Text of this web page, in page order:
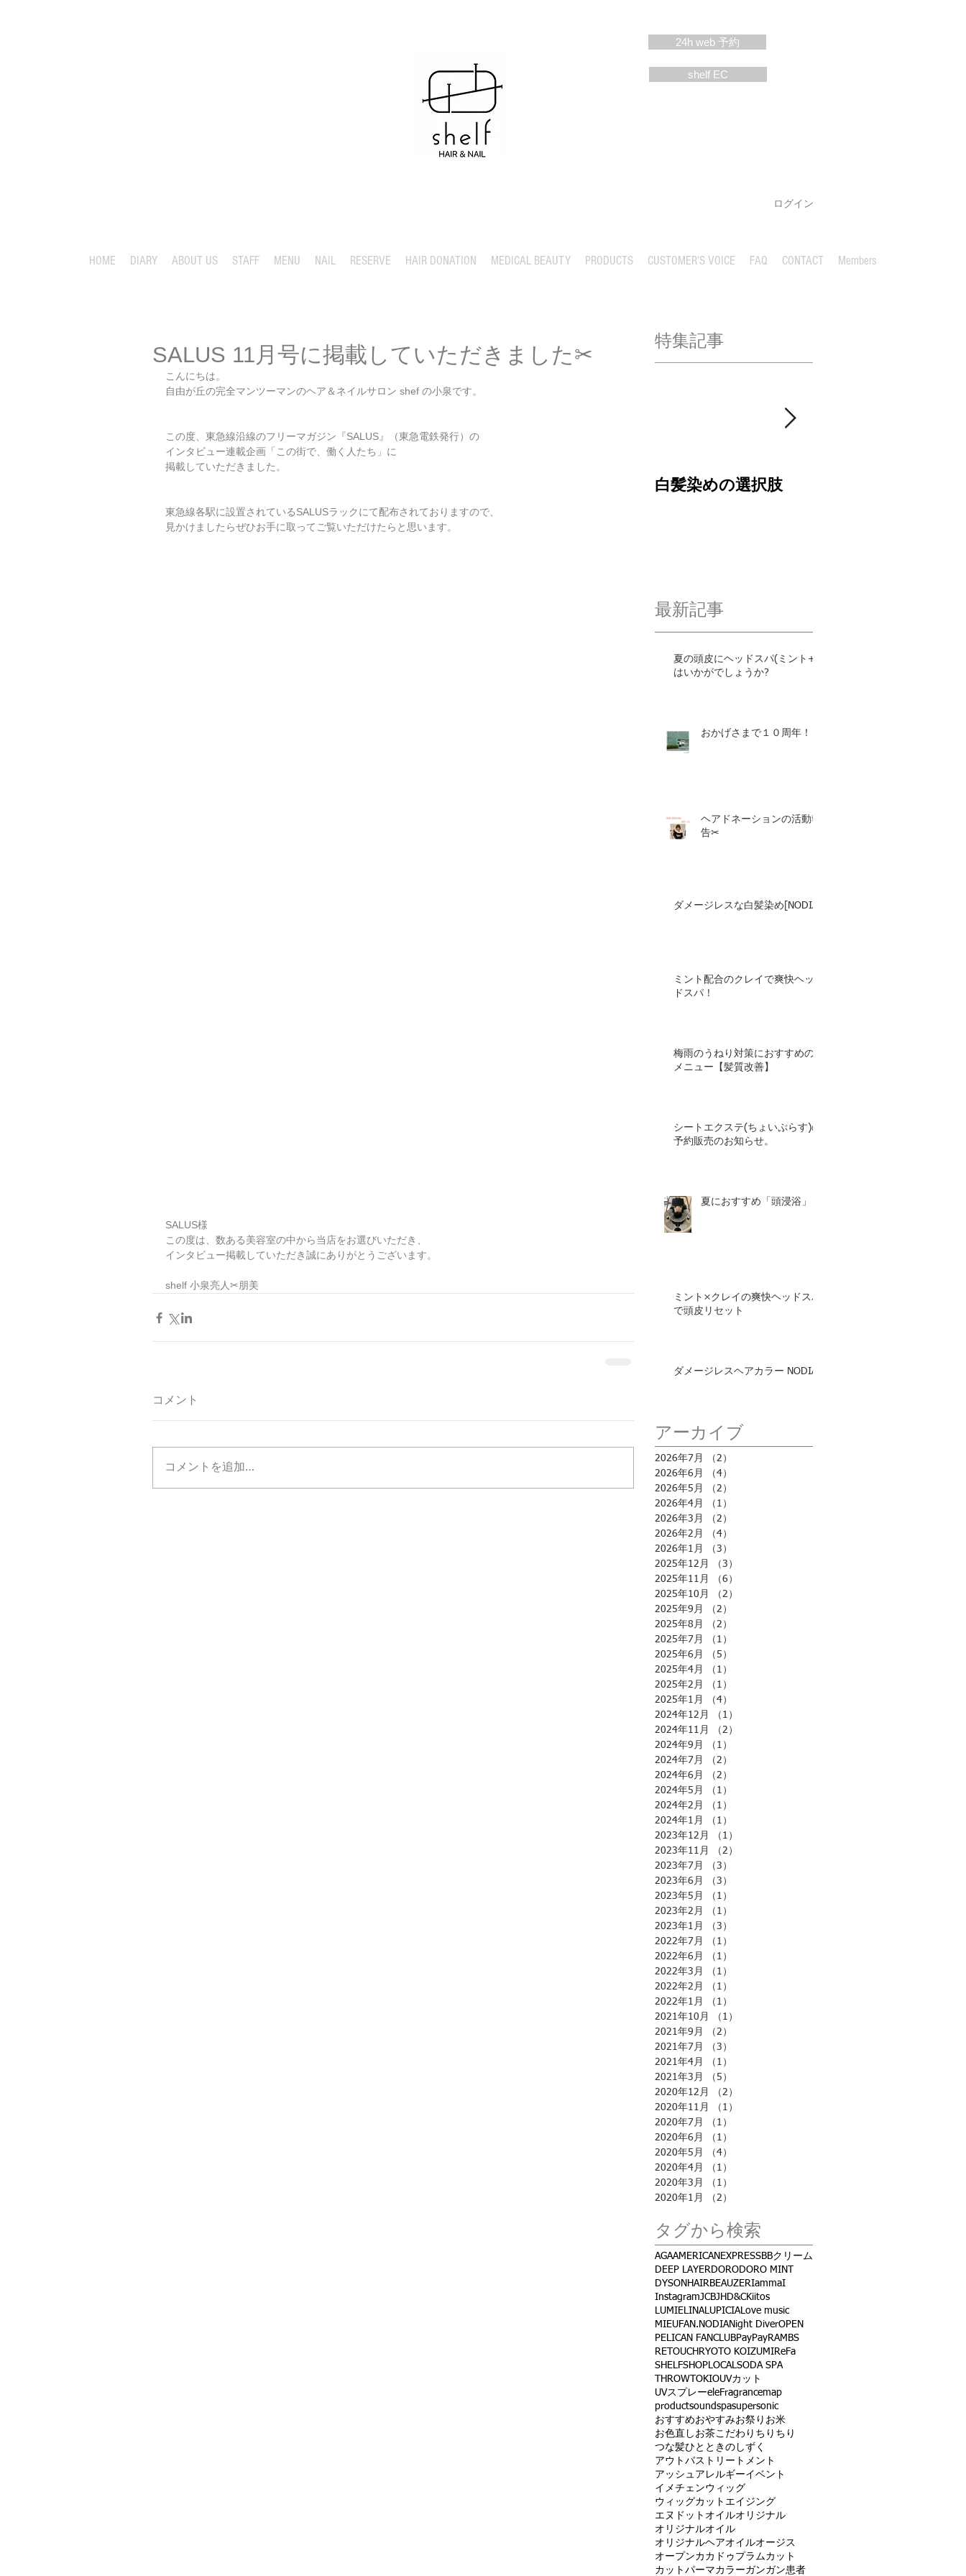
24h web 予約
shelf EC
ログイン
HOME DIARY ABOUT US STAFF MENU NAIL RESERVE HAIR DONATION MEDICAL BEAUTY PRODUCTS CUSTOMER'S VOICE FAQ CONTACT Members
SALUS 11月号に掲載していただきました✂︎
こんにちは。
自由が丘の完全マンツーマンのヘア＆ネイルサロン shef の小泉です。
この度、東急線沿線のフリーマガジン『SALUS』（東急電鉄発行）の
インタビュー連載企画「この街で、働く人たち」に
掲載していただきました。
東急線各駅に設置されているSALUSラックにて配布されておりますので、
見かけましたらぜひお手に取ってご覧いただけたらと思います。
SALUS様
この度は、数ある美容室の中から当店をお選びいただき、
インタビュー掲載していただき誠にありがとうございます。
shelf 小泉亮人✂︎朋美
コメント
コメントを追加…
特集記事
白髪染めの選択肢
最新記事
夏の頭皮にヘッドスパ(ミント+)
はいかがでしょうか?
おかげさまで１０周年！
ヘアドネーションの活動報
告✂︎
ダメージレスな白髪染め[NODIA]
ミント配合のクレイで爽快ヘッ
ドスパ！
梅雨のうねり対策におすすめの
メニュー【髪質改善】
シートエクステ(ちょいぷらす)の
予約販売のお知らせ。
夏におすすめ「頭浸浴」
ミント×クレイの爽快ヘッドスパ
で頭皮リセット
ダメージレスヘアカラー NODIA
アーカイブ
2026年7月 （2）
2026年6月
（4）
2026年5月
（2）
2026年4月
（1）
2026年3月
（2）
2026年2月
（4）
2026年1月
（3）
2025年12月
（3）
2025年11月
（6）
2025年10月
（2）
2025年9月
（2）
2025年8月
（2）
2025年7月
（1）
2025年6月
（5）
2025年4月
（1）
2025年2月
（1）
2025年1月
（4）
2024年12月
（1）
2024年11月
（2）
2024年9月
（1）
2024年7月
（2）
2024年6月
（2）
2024年5月
（1）
2024年2月
（1）
2024年1月
（1）
2023年12月
（1）
2023年11月
（2）
2023年7月
（3）
2023年6月
（3）
2023年5月
（1）
2023年2月
（1）
2023年1月
（3）
2022年7月
（1）
2022年6月
（1）
2022年3月
（1）
2022年2月
（1）
2022年1月
（1）
2021年10月
（1）
2021年9月
（2）
2021年7月
（3）
2021年4月
（1）
2021年3月
（5）
2020年12月
（2）
2020年11月
（1）
2020年7月
（1）
2020年6月
（1）
2020年5月
（4）
2020年4月
（1）
2020年3月
（1）
2020年1月
（2）
タグから検索
AGAAMERICANEXPRESSBBクリーム
DEEP LAYER DORODORO MINT
DYSON HAIRBEAUZERIammaI
InstagramJCBJHD&CKiitos
LUMIELINA LUPICIA Love music
MIEUFAN. NODIANight DiverOPEN
PELICAN FANCLUBPayPayRAMBS
RETOUCH RYOTO KOIZUMIReFa
SHELFSHOPLOCAL SODA SPA
THROWTOKIOUVカット
UVスプレーeleFragrancemap
productsoundspasupersonic
おすすめおやすみお祭り お米
お色直し お茶こだわり ちりちり
つな髪ひとときのしずく
アウトバストリートメント
アッシュ アレルギーイベント
イメチェンウィッグ
ウィッグカット エイジング
エヌドット オイルオリジナル
オリジナルオイル
オリジナルヘアオイルオージス
オープンカカドゥプラムカット
カットパーマカラーガンガン患者